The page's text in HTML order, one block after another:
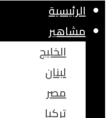
الرئيسية
مشاهير
الخليج
لبنان
مصر
تركيا